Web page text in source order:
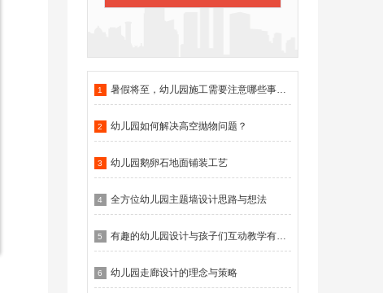
1 暑假将至，幼儿园施工需要注意哪些事项？
2 幼儿园如何解决高空抛物问题？
3 幼儿园鹅卵石地面铺装工艺
4 全方位幼儿园主题墙设计思路与想法
5 有趣的幼儿园设计与孩子们互动教学有什么作用？
6 幼儿园走廊设计的理念与策略